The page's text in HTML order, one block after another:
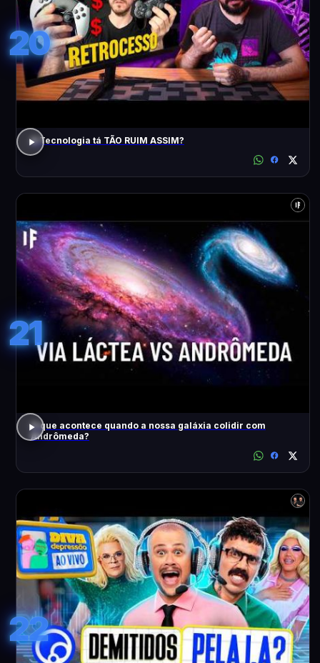
20
A Tecnologia tá TÃO RUIM ASSIM?
21
O que acontece quando a nossa galáxia colidir com
Andrômeda?
22